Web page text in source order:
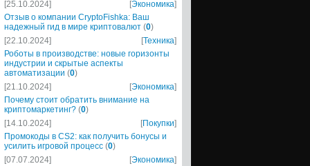
[25.10.2024] [Экономика]
Отзыв о компании CryptoFishka: Ваш
надежный гид в мире криптовалют (0)
[22.10.2024]
[Техника]
Роботы в производстве: новые горизонты
индустрии и скрытые аспекты
автоматизации (0)
[21.10.2024]
[Экономика]
Почему стоит обратить внимание на
криптомаркетинг? (0)
[14.10.2024]
[Покупки]
Промокоды в CS2: как получить бонусы и
усилить игровой процесс (0)
[07.07.2024]
[Экономика]